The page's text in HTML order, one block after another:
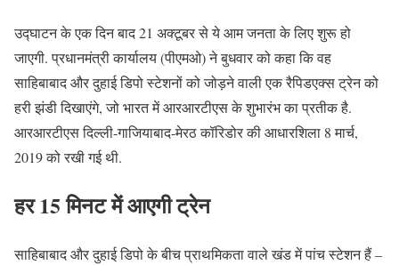
उद्घाटन के एक दिन बाद 21 अक्टूबर से ये आम जनता के लिए शुरू हो
जाएगी. प्रधानमंत्री कार्यालय (पीएमओ) ने बुधवार को कहा कि वह
साहिबाबाद और दुहाई डिपो स्टेशनों को जोड़ने वाली एक रैपिडएक्स ट्रेन को
हरी झंडी दिखाएंगे, जो भारत में आरआरटीएस के शुभारंभ का प्रतीक है.
आरआरटीएस दिल्ली-गाजियाबाद-मेरठ कॉरिडोर की आधारशिला 8 मार्च,
2019 को रखी गई थी.
हर 15 मिनट में आएगी ट्रेन
साहिबाबाद और दुहाई डिपो के बीच प्राथमिकता वाले खंड में पांच स्टेशन हैं –